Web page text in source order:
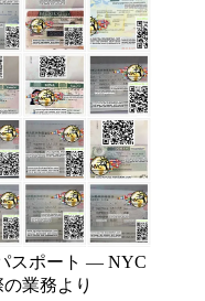
スポート — NYC
業務より